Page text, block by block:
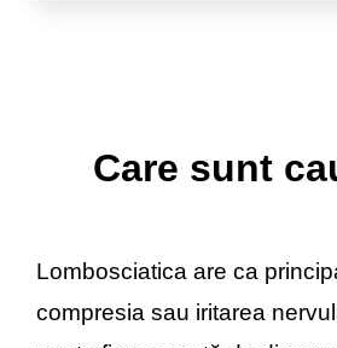
Care sunt
Lombosciatica are ca
compresia sau iritarea